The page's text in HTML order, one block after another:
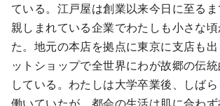
ている。江戸屋は創業以来今日に至る
親しまれている企業でわたしも小さな
た。地元の本店を拠点に東京に支店も
ットショップで全世界にわが故郷の伝
している。わたしは大学卒業後、しば